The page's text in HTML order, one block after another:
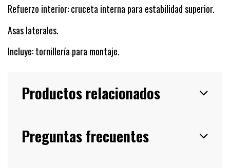
Refuerzo interior: cruceta interna para estabilidad superior.
Asas laterales.
Incluye: tornillería para montaje.
Productos relacionados
Preguntas frecuentes